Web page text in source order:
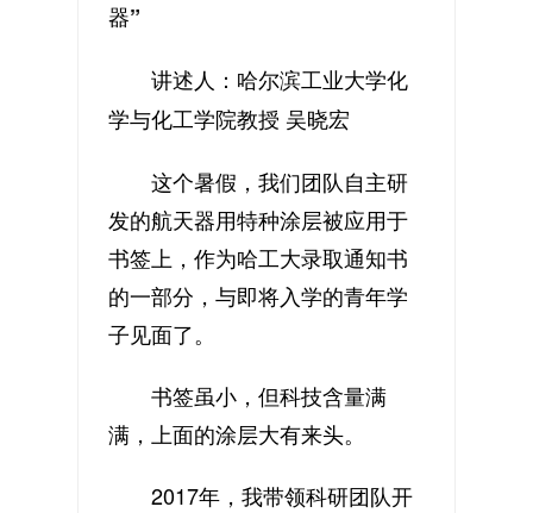
器”
讲述人：哈尔滨工业大学化
学与化工学院教授 吴晓宏
这个暑假，我们团队自主研
发的航天器用特种涂层被应用于
书签上，作为哈工大录取通知书
的一部分，与即将入学的青年学
子见面了。
书签虽小，但科技含量满
满，上面的涂层大有来头。
2017年，我带领科研团队开